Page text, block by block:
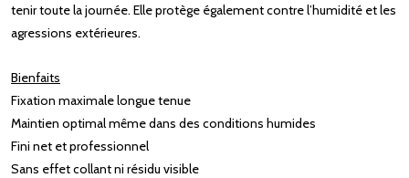
tenir toute la journée. Elle protège également contre l’humidité et les
agressions extérieures.
Bienfaits
Fixation maximale longue tenue
Maintien optimal même dans des conditions humides
Fini net et professionnel
Sans effet collant ni résidu visible